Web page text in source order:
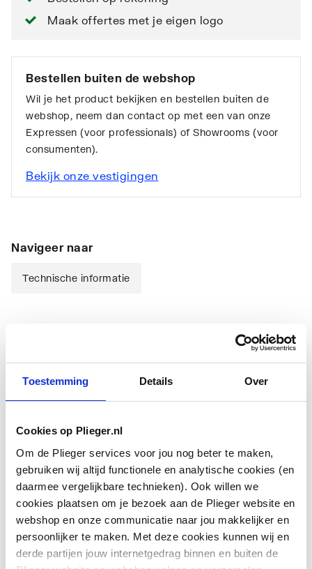
Toestemming Details Over
Cookies op Plieger.nl
Om de Plieger services voor jou nog beter te maken,
gebruiken wij altijd functionele en analytische cookies (en
daarmee vergelijkbare technieken). Ook willen we
cookies plaatsen om je bezoek aan de Plieger website en
webshop en onze communicatie naar jou makkelijker en
persoonlijker te maken. Met deze cookies kunnen wij en
derde partijen jouw internetgedrag binnen en buiten de
Maak offertes met je eigen logo
Bestellen buiten de webshop
Wil je het product bekijken en bestellen buiten de
webshop, neem dan contact op met een van onze
Expressen (voor professionals) of Showrooms (voor
consumenten).
Bekijk onze vestigingen
Navigeer naar
Technische informatie
Type
toebehoren/onderdelen
Overig
Toebehoren Nee
Onderdeel Ja